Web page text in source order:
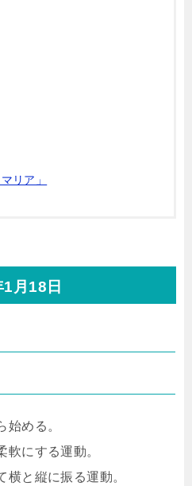
リア」
月18日
始める。
軟にする運動。
横と縦に振る運動。